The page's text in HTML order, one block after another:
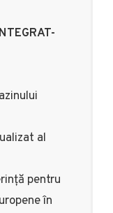
al
pentru
în